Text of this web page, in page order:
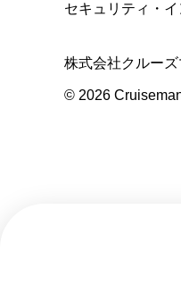
セキュリティ・イ
株式会社クルー
© 2026